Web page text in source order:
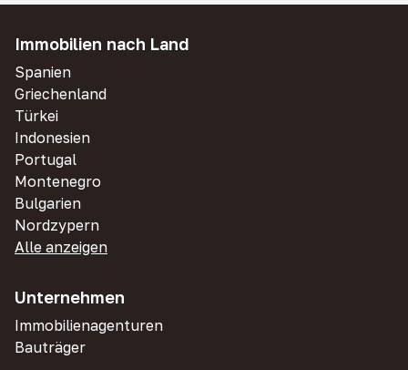
Immobilien nach Land
Spanien
Griechenland
Türkei
Indonesien
Portugal
Montenegro
Bulgarien
Nordzypern
Alle anzeigen
Unternehmen
Immobilienagenturen
Bauträger